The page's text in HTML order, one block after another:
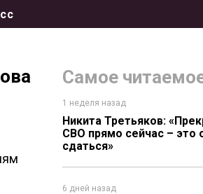
Самое
1 неделя назад
Никита Третьяков:
СВО прямо сейчас – это
сдаться»
6 дней назад